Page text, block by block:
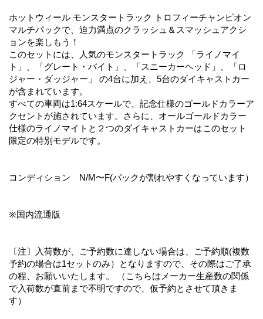
ホットウィール モンスタートラック トロフィーチャンピオン
マルチパックで、迫力満点のクラッシュ＆スマッシュアクシ
ョンを楽しもう！
このセットには、人気のモンスタートラック 「ライノマイ
ト」、「グレート・バイト」、「スニーカーヘッド」、「ロ
ジャー・ダッジャー」 の4台に加え、5台のダイキャストカー
が含まれています。
すべての車両は1:64スケールで、記念仕様のゴールドカラーア
クセントが施されています。さらに、オールゴールドカラー
仕様のライノマイトと２つのダイキャストカーはこのセット
限定の特別モデルです。
コンディション N/M〜F(パックが割れやすくなっています）
※国内流通版
〔注〕入荷数が、ご予約数に達しない場合は、ご予約順(複数
予約の場合は1セットのみ）となりますので、その際はご了承
の程、お願いいたします。 （こちらはメーカー生産数の関係
で入荷数が直前まで不明ですので、仮予約とさせて頂きま
す）